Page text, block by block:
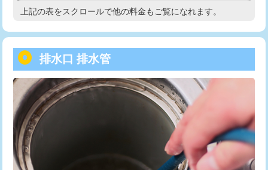
給水管工事※（塩ビ管（VP・HI）使
用/3ｍまで)
用（追加）/3ｍ超え)
給水管工事※（ライニング鋼管・銅
管・ポリ管・HT管使用/3ｍまで)
44,000円
給水管工事※（ライニング鋼管・銅
管・ポリ管・HT管使用/3ｍ超え)
+8,800円
排水管工事（土の掘削・埋め戻し作
業）
11,000円~
高度高圧洗浄換 現地調査
トーラー機使用/3mまで
追加トーラー機使用/3m超え +3,300円
カメラ調査 33,000円
桝清掃 8,800円
止水・漏水調査・防水処理・清掃・修
11,000円
上記の表をスクロールで他の料金もご覧になれます。
排水口 排水管